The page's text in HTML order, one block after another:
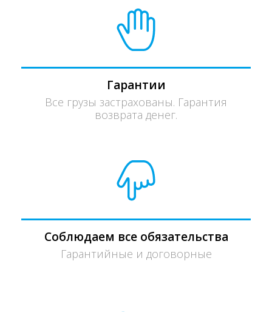
Гарантии
Все грузы застрахованы. Гарантия
возврата денег.
Соблюдаем все обязательства
Гарантийные и договорные